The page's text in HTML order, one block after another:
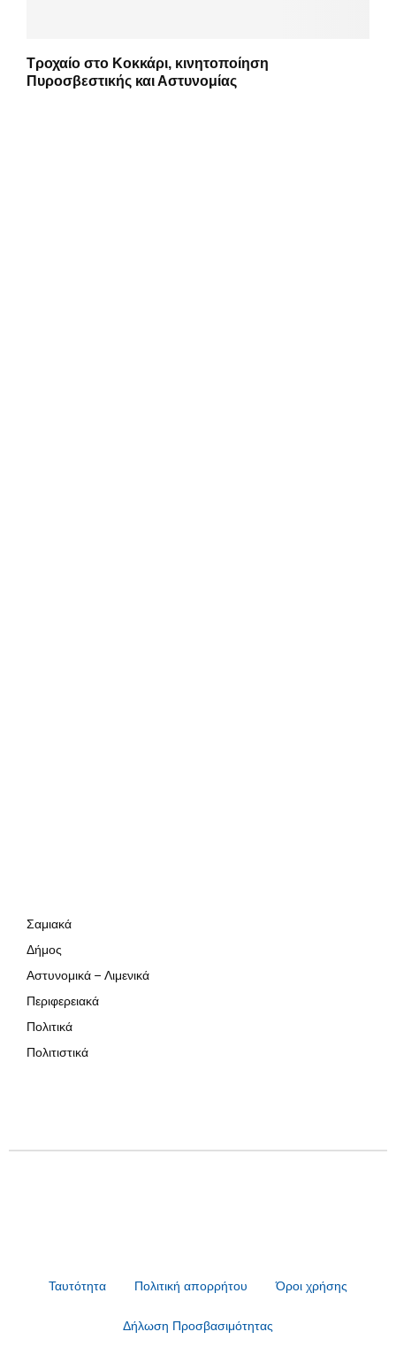
Τροχαίο στο Κοκκάρι, κινητοποίηση
Πυροσβεστικής και Αστυνομίας
Σαμιακά
Δήμος
Αστυνομικά – Λιμενικά
Περιφερειακά
Πολιτικά
Πολιτιστικά
Ταυτότητα Πολιτική απορρήτου Όροι χρήσης
Δήλωση Προσβασιμότητας